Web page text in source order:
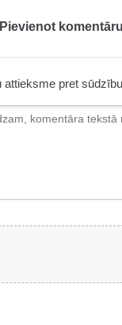
Pievienot komentāru
attieksme pret